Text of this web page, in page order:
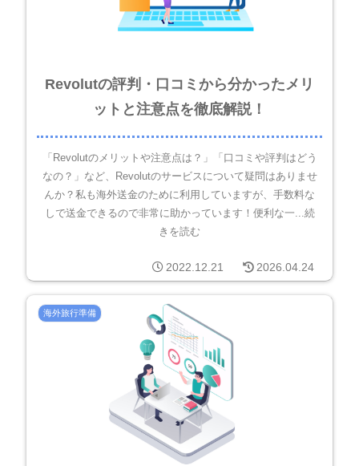
Revolutの評判・口コミから分かったメリ
ットと注意点を徹底解説！
「Revolutのメリットや注意点は？」「口コミや評判はどう
なの？」など、Revolutのサービスについて疑問はありませ
んか？私も海外送金のために利用していますが、手数料な
しで送金できるので非常に助かっています！便利な一...続
きを読む
2022.12.21 2026.04.24
海外旅行準備